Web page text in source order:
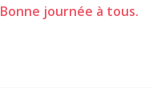
Bonne journée à tous.